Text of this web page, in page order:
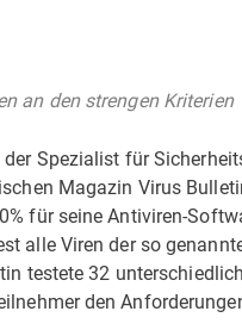
an den strengen Kriterien
der Spezialist für
Magazin Virus
für seine Antiviren-
alle Viren der so
testete 32
den